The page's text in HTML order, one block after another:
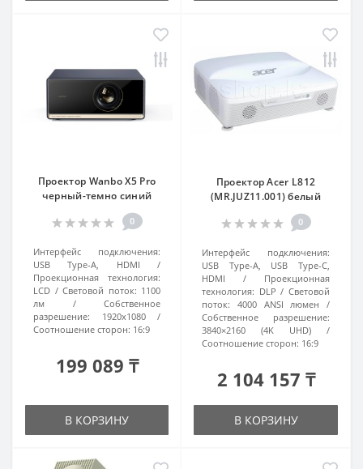
Проектор Wanbo X5 Pro
черный-темно синий
0
Интерфейс подключения:
USB Type-A, HDMI
Проекционная технология:
LCD
Световой поток: 1100
лм
Собственное
разрешение:
1920x1080
Соотношение сторон: 16:9
199 089 ₸
В КОРЗИНУ
Проектор Acer L812
(MR.JUZ11.001) белый
0
Интерфейс подключения:
USB Type-A, USB Type-C,
HDMI
Проекционная
технология: DLP
Световой
поток:
4000 ANSI люмен
Собственное разрешение:
3840×2160 (4K UHD)
Соотношение сторон: 16:9
2 104 157 ₸
В КОРЗИНУ